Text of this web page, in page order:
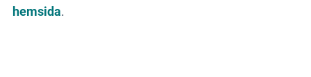
hemsida.